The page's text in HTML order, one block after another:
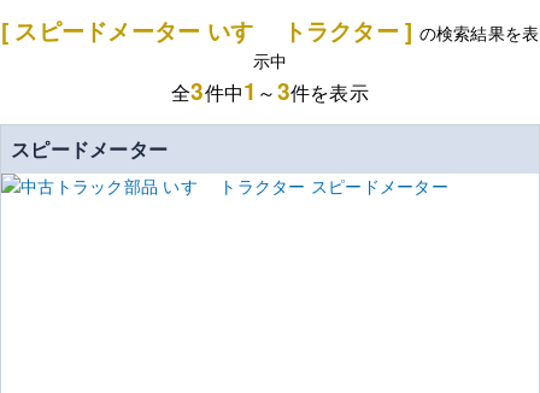
[ スピードメーター いすゞ トラクター ] の検索結果を表
示中
全3件中1 ～3件を表示
スピードメーター